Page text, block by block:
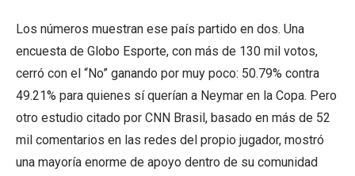
Los números muestran ese país partido en dos. Una
encuesta de Globo Esporte, con más de 130 mil votos,
cerró con el “No” ganando por muy poco: 50.79% contra
49.21% para quienes sí querían a Neymar en la Copa. Pero
otro estudio citado por CNN Brasil, basado en más de 52
mil comentarios en las redes del propio jugador, mostró
una mayoría enorme de apoyo dentro de su comunidad